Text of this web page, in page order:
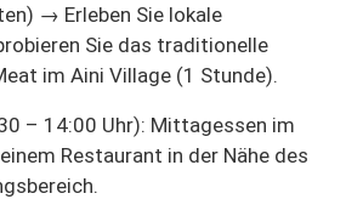
→ Erleben Sie lokale
Sie das traditionelle
im Aini Village (1 Stunde).
– 14:00 Uhr): Mittagessen im
Restaurant in der Nähe des